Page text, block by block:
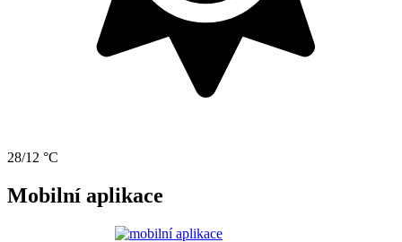
28/12 °C
Mobilní aplikace